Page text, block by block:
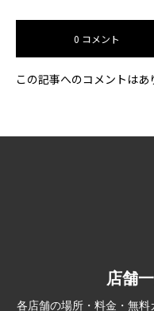
0 コメント
この記事へのコメントはあ
店舗
各店舗の場所・料金・無